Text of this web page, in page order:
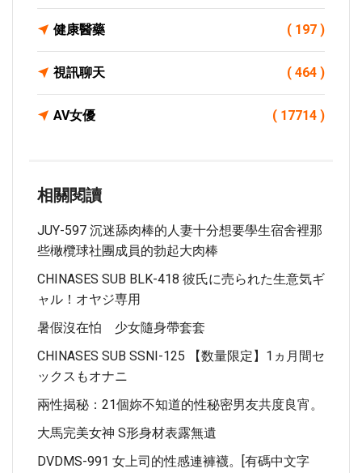
健康醫藥 ( 197 )
視訊聊天 ( 464 )
AV女優 ( 17714 )
相關閱讀
JUY-597 沉迷舔肉棒的人妻十分想要學生宿舍裡那
些橄欖球社團成員的勃起大肉棒
CHINASES SUB BLK-418 彼氏に売られた生意気ギ
ャル！オヤジ専用
暑假沒在怕 少女隨身帶套套
CHINASES SUB SSNI-125 【数量限定】1ヵ月間セ
ックスもオナニ
兩性揭秘：21個妳不知道的性秘密男友共度良宵。
大馬完美女神 S形身材表露無遺
DVDMS-991 女上司的性感連褲襪。[有碼中文字